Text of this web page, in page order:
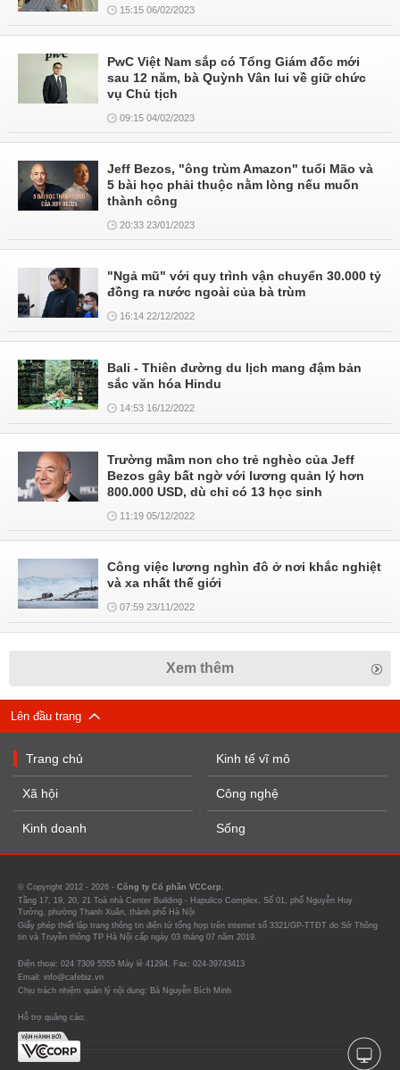
15:15 06/02/2023
PwC Việt Nam sắp có Tổng Giám đốc mới
sau 12 năm, bà Quỳnh Vân lui về giữ chức
vụ Chủ tịch
09:15 04/02/2023
Jeff Bezos, "ông trùm Amazon" tuổi Mão và
5 bài học phải thuộc nằm lòng nếu muốn
thành công
20:33 23/01/2023
"Ngả mũ" với quy trình vận chuyển 30.000 tỷ
đồng ra nước ngoài của bà trùm
16:14 22/12/2022
Bali - Thiên đường du lịch mang đậm bản
sắc văn hóa Hindu
14:53 16/12/2022
Trường mầm non cho trẻ nghèo của Jeff
Bezos gây bất ngờ với lương quản lý hơn
800.000 USD, dù chỉ có 13 học sinh
11:19 05/12/2022
Công việc lương nghìn đô ở nơi khắc nghiệt
và xa nhất thế giới
07:59 23/11/2022
Xem thêm
Lên đầu trang
Trang chủ
Xã hội
Kinh doanh
Kinh tế vĩ mô
Công nghệ
Sống
© Copyright 2012 - 2026 - Công ty Cổ phần VCCorp.
Tầng 17, 19, 20, 21 Toà nhà Center Building - Hapulico Complex, Số 01, phố Nguyễn Huy
Tưởng, phường Thanh Xuân, thành phố Hà Nội
Giấy phép thiết lập trang thông tin điện tử tổng hợp trên internet số 3321/GP-TTĐT do Sở Thông
tin và Truyền thông TP Hà Nội cấp ngày 03 tháng 07 năm 2019.
Điện thoại: 024 7309 5555 Máy lẻ 41294. Fax: 024-39743413
Email: info@cafebiz.vn
Chịu trách nhiệm quản lý nội dung: Bà Nguyễn Bích Minh
Hỗ trợ quảng cáo: